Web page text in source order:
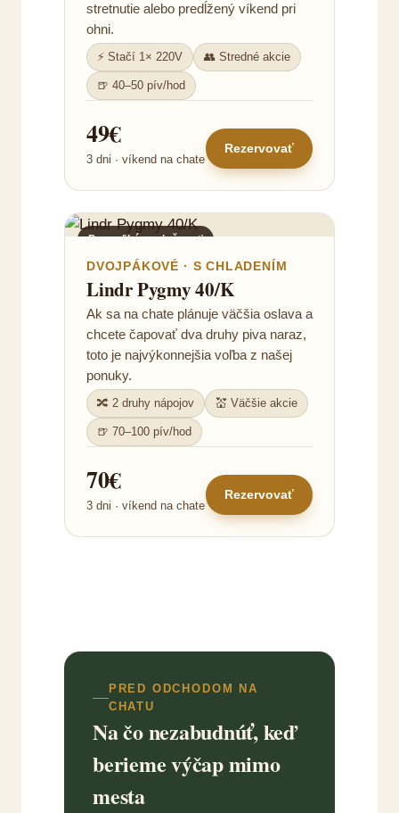
stretnutie alebo predĺžený víkend pri
ohni.
⚡ Stačí 1× 220V 👥 Stredné akcie
🍺 40–50 pív/hod
49€
3 dni · víkend na chate
Rezervovať
Pre veľkú spoločnosť
DVOJPÁKOVÉ · S CHLADENÍM
Lindr Pygmy 40/K
Ak sa na chate plánuje väčšia oslava a
chcete čapovať dva druhy piva naraz,
toto je najvýkonnejšia voľba z našej
ponuky.
🔀 2 druhy nápojov 💒 Väčšie akcie
🍺 70–100 pív/hod
70€
3 dni · víkend na chate
Rezervovať
PRED ODCHODOM NA
CHATU
Na čo nezabudnúť, keď
berieme výčap mimo
mesta